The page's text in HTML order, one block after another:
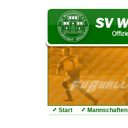
Start Mannschaften